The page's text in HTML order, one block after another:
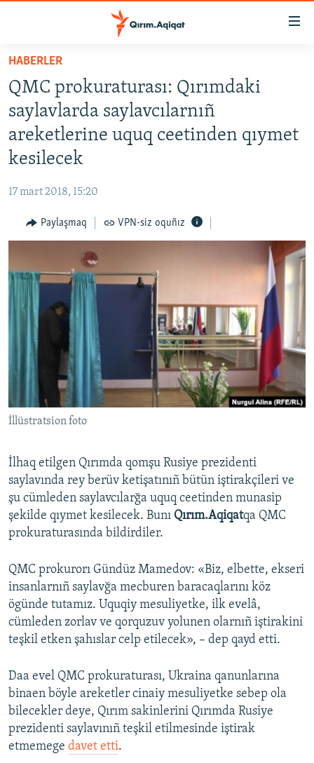
Esas
qaytmaq
Baş
navigatsiyağa
qaytmaq
Qıdıruvğa
SİYASET
İQTİSADİYAT
CEMİYET
İNSAN AQLARI
VİDEO
BLOGLAR
FİKİR
Русский
Українською
QOŞULIÑIZ!
RFE/RS bütün saytları
HABERLER
QMC prokuraturası: Qırımdaki
saylavlarda saylavcılarnıñ
areketlerine uquq ceetinden qıymet
kesilecek
17 mart 2018, 15:20
Paylaşmaq VPN-siz oquñız
İllüstratsion foto
İlhaq etilgen Qırımda qomşu Rusiye prezidenti
saylavında rey berüv ketişatınıñ bütün iştirakçileri ve
şu cümleden saylavcılarğa uquq ceetinden munasip
şekilde qıymet kesilecek. Bunı Qırım.Aqiqatqa QMC
prokuraturasında bildirdiler.
QMC prokurorı Gündüz Mamedov: «Biz, elbette, ekseri
insanlarnıñ saylavğa mecburen baracaqlarını köz
ögünde tutamız. Uquqiy mesuliyetke, ilk evelâ,
cümleden zorlav ve qorquzuv yolunen olarnıñ iştirakini
teşkil etken şahıslar celp etilecek», – dep qayd etti.
Daa evel QMC prokuraturası, Ukraina qanunlarına
binaen böyle areketler cinaiy mesuliyetke sebep ola
bilecekler deye, Qırım sakinlerini Qırımda Rusiye
prezidenti saylavınıñ teşkil etilmesinde iştirak
etmemege davet etti.